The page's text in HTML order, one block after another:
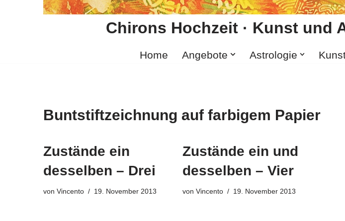
Chirons Hochzeit · Kunst und
Home Angebote Astrologie
Buntstiftzeichnung auf farbigem Papier
Zustände ein
desselben – Drei
von Vincento 19. November 2013
Zustände ein und
desselben – Vier
von Vincento 19. November 2013